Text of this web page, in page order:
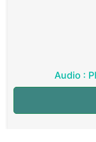
Audio :